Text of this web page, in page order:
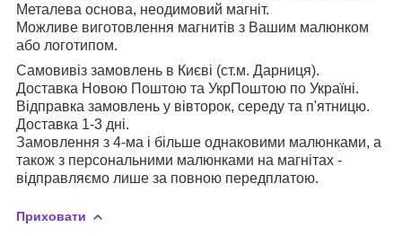
Металева основа, неодимовий магніт.
Можливе виготовлення магнитів з Вашим малюнком
або логотипом.
Самовивіз замовлень в Києві (ст.м. Дарниця).
Доставка Новою Поштою та УкрПоштою по Україні.
Відправка замовлень у вівторок, середу та п'ятницю.
Доставка 1-3 дні.
Замовлення з 4-ма і більше однаковими малюнками, а
також з персональними малюнками на магнітах -
відправляємо лише за повною передплатою.
Приховати